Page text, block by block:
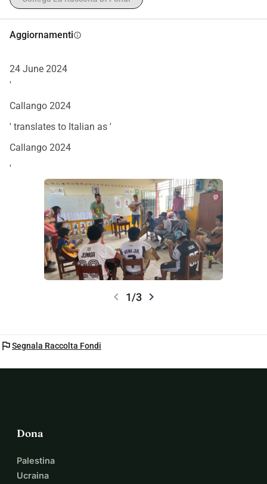
Aggiornamentiinfo
24 June 2024
'
Callango 2024
' translates to Italian as '
Callango 2024
'
chevron_left 1/3 chevron_right
flagSegnala Raccolta Fondi
Dona
Palestina
Ucraina